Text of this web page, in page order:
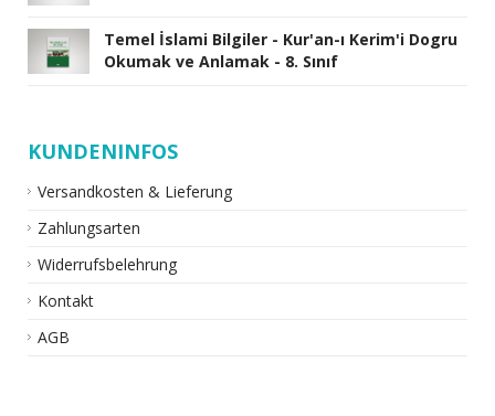
Temel İslami Bilgiler - Kur'an-ı Kerim'i Dogru
Okumak ve Anlamak - 8. Sınıf
KUNDENINFOS
Versandkosten & Lieferung
Zahlungsarten
Widerrufsbelehrung
Kontakt
AGB